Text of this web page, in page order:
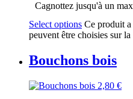
Cagnottez jusqu'à un
Select options Ce produit
peuvent être choisies sur
Bouchons bois
2,80 €